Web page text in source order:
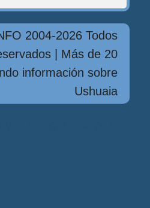
2004-2026 Todos
| Más de 20
información sobre
Ushuaia